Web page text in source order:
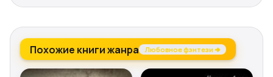
Похожие книги жанра Любовное фэнтези →